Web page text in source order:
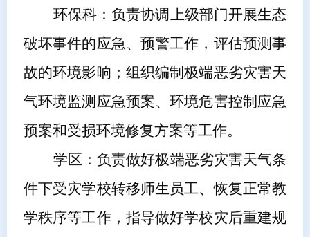
环保科 ：负责协调上级部门开展生态
破坏事件的应急、预警工作 ， 评估预测事
故的环境影响 ； 组织编制极端恶劣灾害天
气环境监测应急预案、环境危害控制应急
预案和受损环境修复方案等工作。
学区 ：负责做好极端恶劣灾害天气条
件下受灾学校转移师生员工、恢复正常教
学秩序等工作，指导做好学校灾后重建规